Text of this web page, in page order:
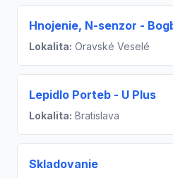
Hnojenie, N-senzor -
Lokalita: Oravské Veselé
Lepidlo Porteb - U Plus
Lokalita: Bratislava
Skladovanie